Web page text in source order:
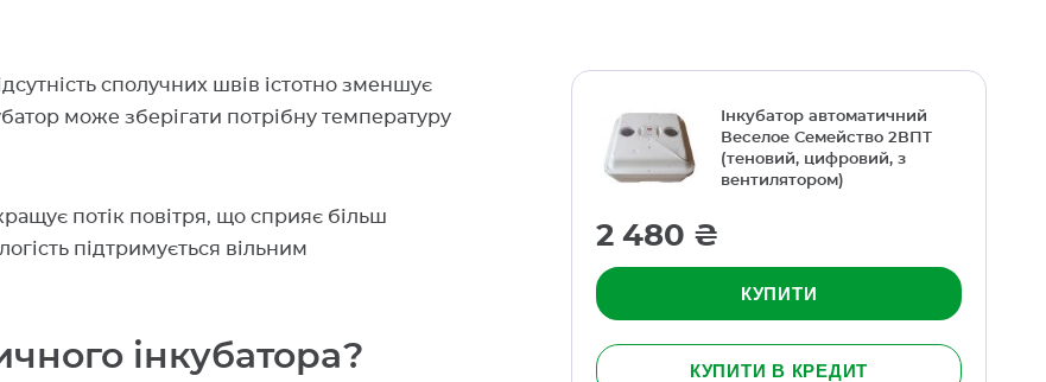
сполучних швів істотно зменшує
може зберігати потрібну температуру
потік повітря, що сприяє більш
підтримується вільним
інкубатора?
Інкубатор автоматичний
Веселое Семейство 2ВПТ
(теновий, цифровий, з
вентилятором)
2 480 ₴
КУПИТИ
КУПИТИ В КРЕДИТ